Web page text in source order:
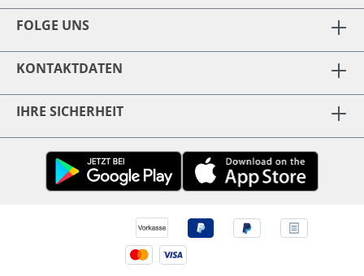
FOLGE UNS
KONTAKTDATEN
IHRE SICHERHEIT